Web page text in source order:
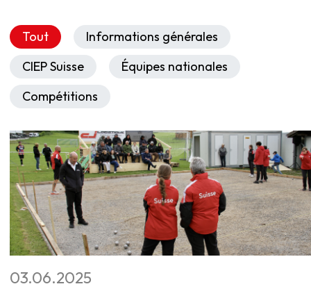
Tout
Informations générales
CIEP Suisse
Équipes nationales
Compétitions
03.06.2025